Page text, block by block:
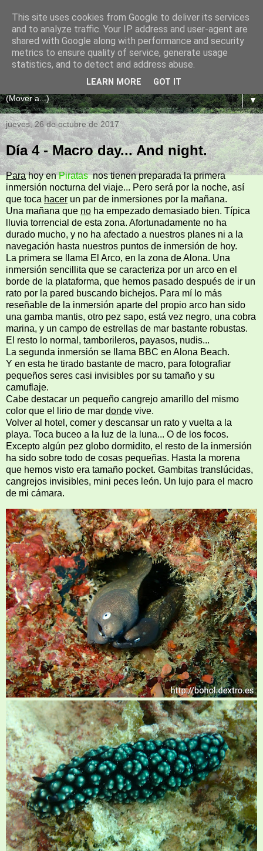
Dextro en Bohol
Viaje de buceo y turismo por Bohol y Panglao, un par de
islas en el archipiélago de Filipinas
▼
jueves, 26 de octubre de 2017
Día 4 - Macro day... And night.
Parahoy enPiratasnos tienen preparada la primera
inmersión nocturna del viaje... Pero será por la noche, así
que toca hacer un par de inmersiones por la mañana.
Una mañana que no ha empezado demasiado bien. Típica
lluvia torrencial de esta zona. Afortunadamente no ha
durado mucho, y no ha afectado a nuestros planes ni a la
navegación hasta nuestros puntos de inmersión de hoy.
La primera se llama El Arco, en la zona de Alona. Una
inmersión sencillita que se caracteriza por un arco en el
borde de la plataforma, que hemos pasado después de ir un
rato por la pared buscando bichejos. Para mí lo más
reseñable de la inmersión aparte del propio arco han sido
una gamba mantis, otro pez sapo, está vez negro, una cobra
marina, y un campo de estrellas de mar bastante robustas.
El resto lo normal, tamborileros, payasos, nudis...
La segunda inmersión se llama BBC en Alona Beach.
Y en esta he tirado bastante de macro, para fotografiar
pequeños seres casi invisibles por su tamaño y su
camuflaje.
Cabe destacar un pequeño cangrejo amarillo del mismo
color que el lirio de mar donde vive.
Volver al hotel, comer y descansar un rato y vuelta a la
playa. Toca buceo a la luz de la luna... O de los focos.
Excepto algún pez globo dormidito, el resto de la inmersión
ha sido sobre todo de cosas pequeñas. Hasta la morena
que hemos visto era tamaño pocket. Gambitas translúcidas,
cangrejos invisibles, mini peces león. Un lujo para el macro
de mi cámara.
This site uses cookies from Google to deliver its services
and to analyze traffic. Your IP address and user-agent are
shared with Google along with performance and security
metrics to ensure quality of service, generate usage
statistics, and to detect and address abuse.
LEARN MORE GOT IT